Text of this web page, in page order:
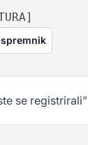
se registrirali”